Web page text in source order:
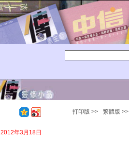
打印版 >> 繁體版 >>
2012年3月18日